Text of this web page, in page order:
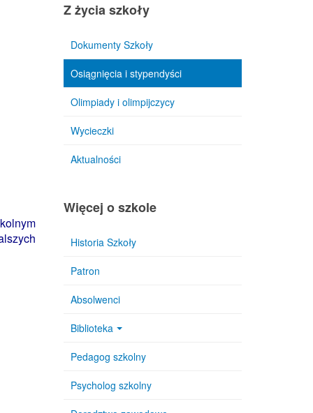
Z życia szkoły
Dokumenty Szkoły
Osiągnięcia i stypendyści
Olimpiady i olimpijczycy
Wycieczki
Aktualności
Więcej o szkole
Historia Szkoły
Patron
Absolwenci
Biblioteka
Pedagog szkolny
Psycholog szkolny